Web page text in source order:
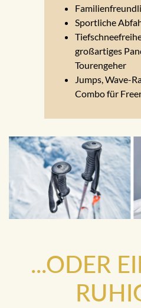
Sportliche
großartiges
Tourengeher
Jumps, Wave-
Combo für
...ODER